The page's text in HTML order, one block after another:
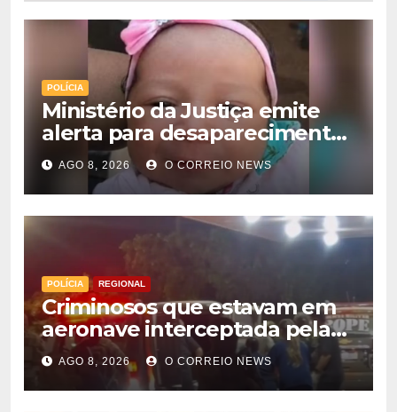
POLÍCIA
Ministério da Justiça emite
alerta para desaparecimento
de bebê de 28 dias em MS;
polícia apura suposto
sequestro
AGO 8, 2026 O CORREIO NEWS
POLÍCIA REGIONAL
Criminosos que estavam em
aeronave interceptada pela
FAB em MS morrem durante
confronto com o Bope
AGO 8, 2026 O CORREIO NEWS